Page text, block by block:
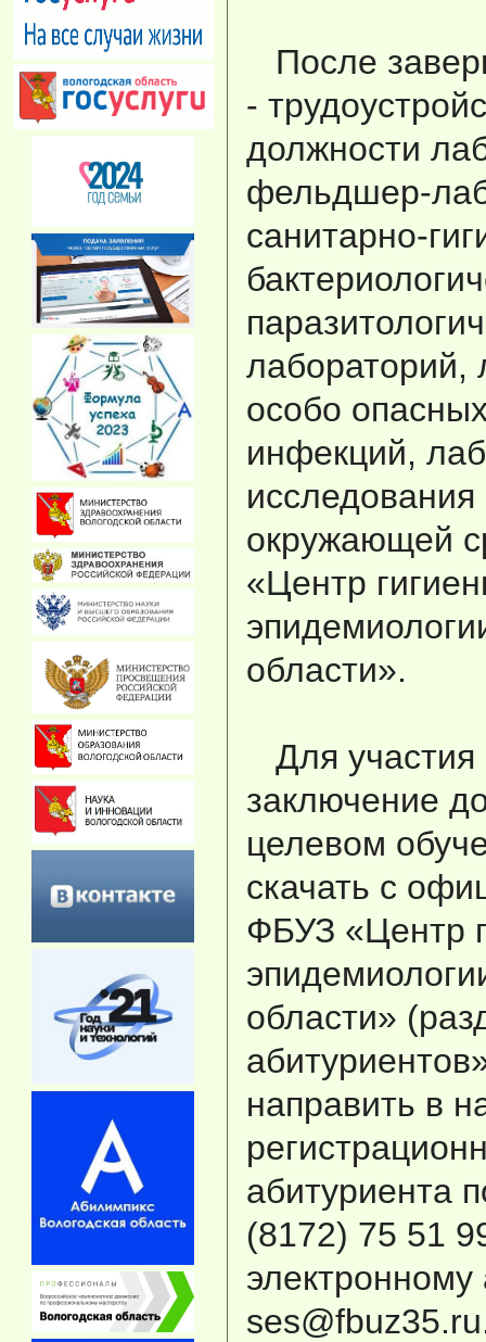
После
-
должности
фельдшер-
санитарно-
лабораторий,
особо
инфекций,
окружающей
«Центр
области».
Для участия
заключение
целевом
скачать с
ФБУЗ «Центр
области»
направить в
абитуриента
(8172) 75 51
электронному